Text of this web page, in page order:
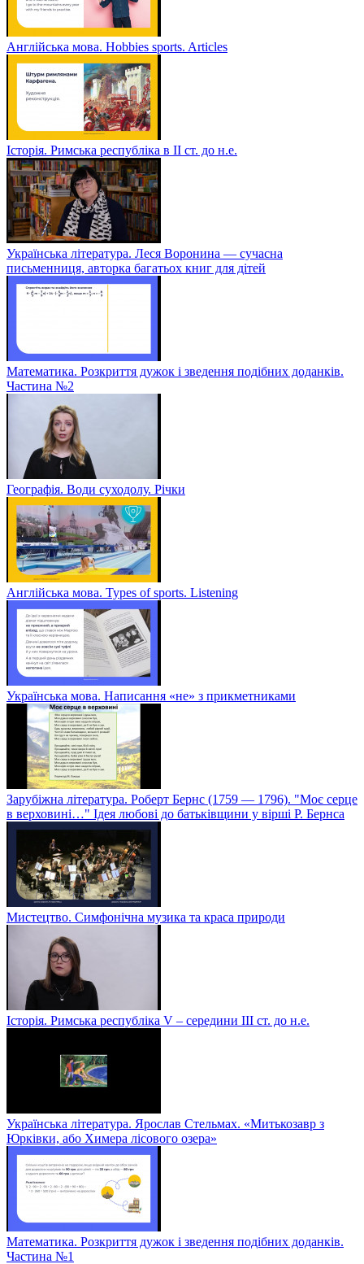
Англійська мова. Hobbies sports. Articles
Історія. Римська республіка в ІІ ст. до н.е.
Українська література. Леся Воронина — сучасна
письменниця, авторка багатьох книг для дітей
Математика. Розкриття дужок і зведення подібних доданків.
Частина №2
Географія. Води суходолу. Річки
Англійська мова. Types of sports. Listening
Українська мова. Написання «не» з прикметниками
Зарубіжна література. Роберт Бернс (1759 — 1796). "Моє серце
в верховині…" Ідея любові до батьківщини у вірші Р. Бернса
Мистецтво. Симфонічна музика та краса природи
Історія. Римська республіка V – середини ІІІ ст. до н.е.
Українська література. Ярослав Стельмах. «Митькозавр з
Юрківки, або Химера лісового озера»
Математика. Розкриття дужок і зведення подібних доданків.
Частина №1